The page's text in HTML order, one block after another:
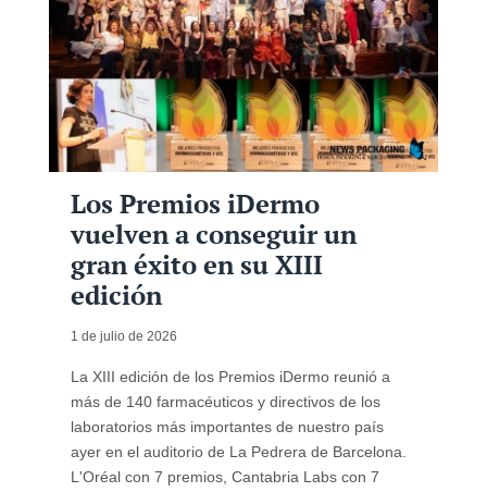
Los Premios iDermo
vuelven a conseguir un
gran éxito en su XIII
edición
1 de julio de 2026
La XIII edición de los Premios iDermo reunió a
más de 140 farmacéuticos y directivos de los
laboratorios más importantes de nuestro país
ayer en el auditorio de La Pedrera de Barcelona.
L'Oréal con 7 premios, Cantabria Labs con 7